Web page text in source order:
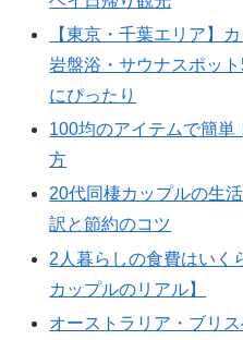
【東京・千葉エリア】
岩盤浴・サウナスポッ
にぴったり
100均のアイテムで簡単
方
20代同棲カップルの生
訳と節約のコツ
2人暮らしの食費はいく
カップルのリアル】
オーストラリア・ブリ